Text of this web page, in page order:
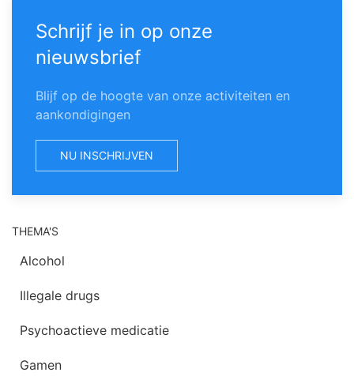
Schrijf je in op onze
nieuwsbrief
Blijf op de hoogte van onze activiteiten en
aankondigingen
NU INSCHRIJVEN
THEMA'S
Alcohol
Illegale drugs
Psychoactieve medicatie
Gamen